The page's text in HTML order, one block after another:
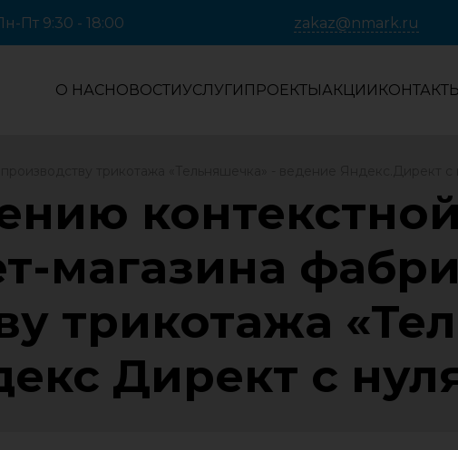
Пт 9:30 - 18:00 zakaz@nmark.ru
О НАСНОВОСТИУСЛУГИ ПРОЕКТЫАКЦИИ
магазина
трикотажа
Директ с